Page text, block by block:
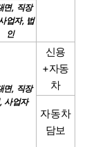
면, 직장
업자, 법
인
면, 직장
사업자
신용
+자동
차
자동차
담보